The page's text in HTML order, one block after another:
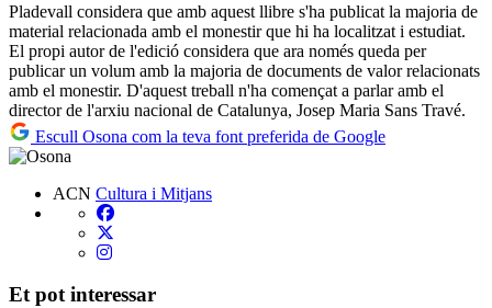
Pladevall considera que amb aquest llibre s'ha publicat la majoria de
material relacionada amb el monestir que hi ha localitzat i estudiat.
El propi autor de l'edició considera que ara només queda per
publicar un volum amb la majoria de documents de valor relacionats
amb el monestir. D'aquest treball n'ha començat a parlar amb el
director de l'arxiu nacional de Catalunya, Josep Maria Sans Travé.
Escull Osona com la teva font preferida de Google
ACN Cultura i Mitjans
Et pot interessar